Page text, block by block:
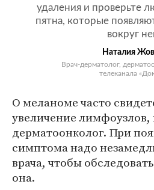
удаления и проверьте
пятна, которые
вокруг
Наталия
Врач-дерматолог,
телеканала
О меланоме часто
увеличение
дерматоонколог. При
симптома надо
врача, чтобы
она.